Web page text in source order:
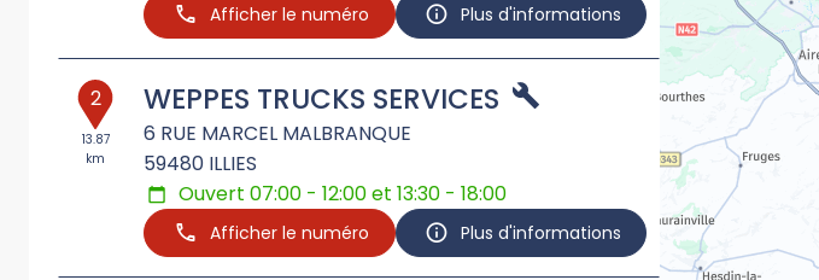
Afficher le numéro Plus d'informations
2
13.87
km
WEPPES TRUCKS SERVICES
6 RUE MARCEL MALBRANQUE
59480 ILLIES
Ouvert 07:00 - 12:00 et 13:30 - 18:00
Afficher le numéro Plus d'informations